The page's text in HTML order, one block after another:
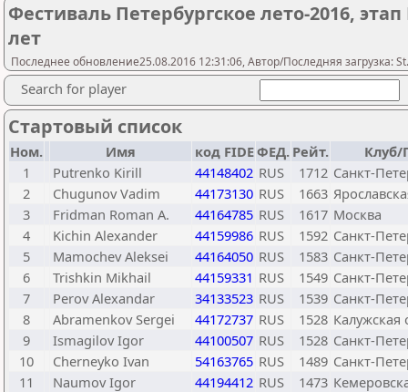
Фестиваль Петербургское лето-2016,
лет
Последнее обновление25.08.2016 12:31:06, Автор/Последняя загрузка:
Search for player
Стартовый список
Ном. Имя код FIDEФЕД. Рейт.
Клуб/
1
Putrenko Kirill 44148402 RUS 1712 Санкт-
2
Chugunov Vadim 44173130 RUS 1663
3
Fridman Roman A. 44164785 RUS 1617 Москва
4
Kichin Alexander 44159986 RUS 1592 Санкт-
5
Mamochev Aleksei 44164050 RUS 1583 Санкт-
6
Trishkin Mikhail 44159331 RUS 1549 Санкт-
7
Perov Alexandar 34133523 RUS 1539 Санкт-
8
Abramenkov Sergei 44172737 RUS 1528 Калужская
9
Ismagilov Igor 44100507 RUS 1528 Санкт-
10
Cherneyko Ivan 54163765 RUS 1489 Санкт-
11
Naumov Igor 44194412 RUS 1473